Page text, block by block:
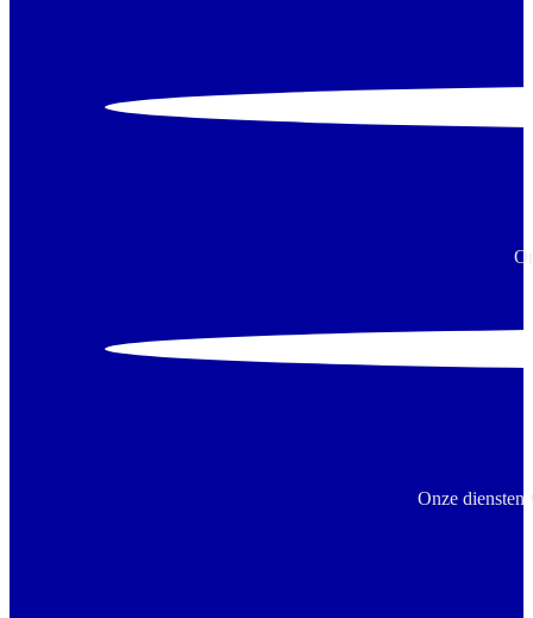
Onze diensten